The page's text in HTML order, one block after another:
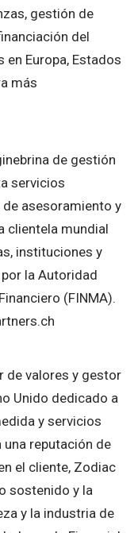
gestión de
del
en Europa, Estados
más
de gestión
servicios
asesoramiento y
clientela mundial
instituciones y
la Autoridad
(FINMA).
de valores y gestor
Unido dedicado a
y servicios
reputación de
el cliente, Zodiac
sostenido y la
y la industria de